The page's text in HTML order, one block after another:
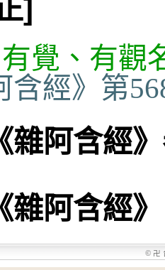
]
覺、有觀
含經》第
雜阿含經
雜阿含經》
© 卍